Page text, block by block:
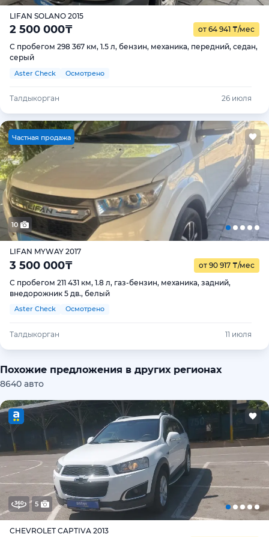
LIFAN SOLANO 2015
2 500 000₸ от 64 941 ₸/мес
С пробегом 298 367 км, 1.5 л, бензин, механика, передний, седан,
серый
Aster Check Осмотрено
Талдыкорган 26 июля
Частная продажа
10
LIFAN MYWAY 2017
3 500 000₸ от 90 917 ₸/мес
С пробегом 211 431 км, 1.8 л, газ-бензин, механика, задний,
внедорожник 5 дв., белый
Aster Check Осмотрено
Талдыкорган 11 июля
Похожие предложения в других регионах
8640 авто
5
CHEVROLET CAPTIVA 2013